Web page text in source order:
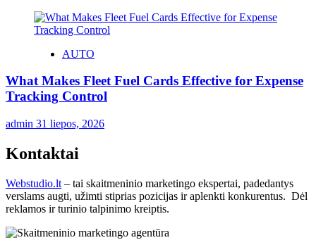
AUTO
What Makes Fleet Fuel Cards Effective for Expense
Tracking Control
admin 31 liepos, 2026
Kontaktai
Webstudio.lt – tai skaitmeninio marketingo ekspertai, padedantys
verslams augti, užimti stiprias pozicijas ir aplenkti konkurentus. Dėl
reklamos ir turinio talpinimo kreiptis.